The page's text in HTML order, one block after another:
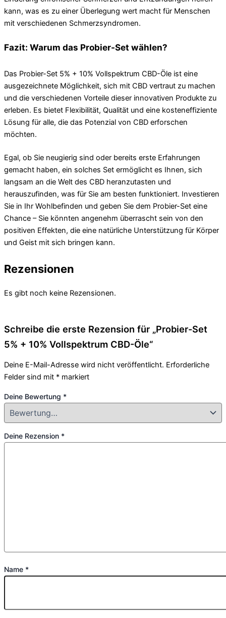
kann, was es zu einer Überlegung wert macht für Menschen
mit verschiedenen Schmerzsyndromen.
Fazit: Warum das Probier-Set wählen?
Das Probier-Set 5% + 10% Vollspektrum CBD-Öle ist eine
ausgezeichnete Möglichkeit, sich mit CBD vertraut zu machen
und die verschiedenen Vorteile dieser innovativen Produkte zu
erleben. Es bietet Flexibilität, Qualität und eine kosteneffiziente
Lösung für alle, die das Potenzial von CBD erforschen
möchten.
Egal, ob Sie neugierig sind oder bereits erste Erfahrungen
gemacht haben, ein solches Set ermöglicht es Ihnen, sich
langsam an die Welt des CBD heranzutasten und
herauszufinden, was für Sie am besten funktioniert. Investieren
Sie in Ihr Wohlbefinden und geben Sie dem Probier-Set eine
Chance – Sie könnten angenehm überrascht sein von den
positiven Effekten, die eine natürliche Unterstützung für Körper
und Geist mit sich bringen kann.
Rezensionen
Es gibt noch keine Rezensionen.
Schreibe die erste Rezension für „Probier-Set
5% + 10% Vollspektrum CBD-Öle“
Deine E-Mail-Adresse wird nicht veröffentlicht. Erforderliche
Felder sind mit * markiert
Deine Bewertung *
Deine Rezension *
Name *